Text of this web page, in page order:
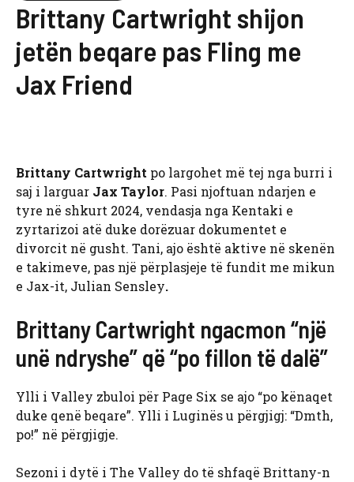
Brittany Cartwright shijon
jetën beqare pas Fling me
Jax Friend
Brittany Cartwright po largohet më tej nga burri i
saj i larguar Jax Taylor. Pasi njoftuan ndarjen e
tyre në shkurt 2024, vendasja nga Kentaki e
zyrtarizoi atë duke dorëzuar dokumentet e
divorcit në gusht. Tani, ajo është aktive në skenën
e takimeve, pas një përplasjeje të fundit me mikun
e Jax-it, Julian Sensley.
Brittany Cartwright ngacmon “një
unë ndryshe” që “po fillon të dalë”
Ylli i Valley zbuloi për Page Six se ajo “po kënaqet
duke qenë beqare”. Ylli i Luginës u përgjigj: “Dmth,
po!” në përgjigje.
Sezoni i dytë i The Valley do të shfaqë Brittany-n